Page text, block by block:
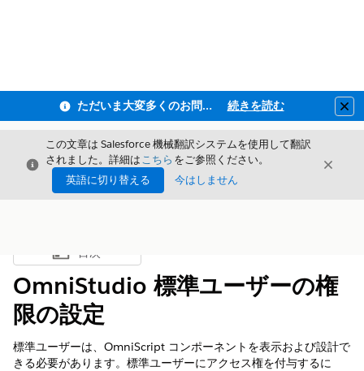
ただいま大変多くのお問い合わせをいただいており、ご連絡までにお時間を頂戴しております 続きを読む
閉じる
この文章は Salesforce 機械翻訳システムを使用して翻訳
されました。詳細はこちら をご参照ください。
英語に切り替える
今はしません
閉じる
目次を表示
目次
OmniStudio 標準ユーザーの権
限の設定
標準ユーザーは、OmniScript コンポーネントを表示および設計で
きる必要があります。標準ユーザーにアクセス権を付与するに